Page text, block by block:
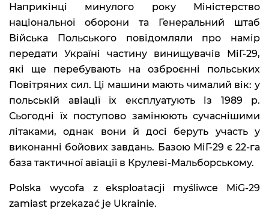
Наприкінці минулого року Міністерство
національної оборони та Генеральний штаб
Війська Польського повідомляли про намір
передати Україні частину винищувачів МіГ-29,
які ще перебувають на озброєнні польських
Повітряних сил. Ці машини мають чималий вік: у
польській авіації їх експлуатують із 1989 р.
Сьогодні їх поступово замінюють сучаснішими
літаками, однак вони й досі беруть участь у
виконанні бойових завдань. Базою МіГ-29 є 22-га
база тактичної авіації в Крулеві-Мальборському.
Polska wycofa z eksploatacji myśliwce MiG-29
zamiast przekazać je Ukrainie.